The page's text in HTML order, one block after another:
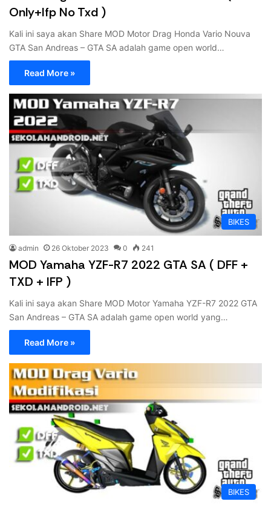
Only+Ifp No Txd )
Kali ini saya akan Share MOD Motor Drag Honda Vario Nouva
GTA San Andreas – GTA SA adalah game open world…
Read More »
BIKES
admin 26 Oktober 2023 0 241
MOD Yamaha YZF-R7 2022 GTA SA ( DFF +
TXD + IFP )
Kali ini saya akan Share MOD Motor Yamaha YZF-R7 2022 GTA
San Andreas – GTA SA adalah game open world yang…
Read More »
BIKES